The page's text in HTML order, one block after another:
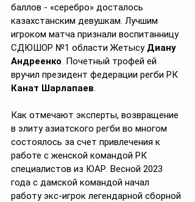
баллов - «серебро» досталось
казахстанским девушкам. Лучшим
игроком матча признали воспитанницу
СДЮШОР №1 области Жетысу Диану
Андреенко. Почетный трофей ей
вручил президент федерации регби РК
Канат Шарлапаев.
Как отмечают эксперты, возвращение
в элиту азиатского регби во многом
состоялось за счет привлечения к
работе с женской командой РК
специалистов из ЮАР. Весной 2023
года с дамской командой начал
работу экс-игрок легендарной сборной